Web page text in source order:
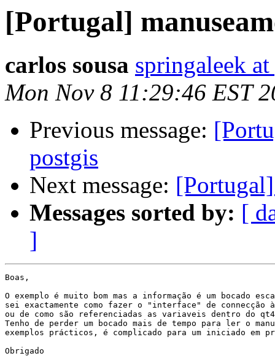
[Portugal]
carlos sousa springaleek
Mon Nov 8 11:29:46 EST
Previous message:
postgis
Next message:
Messages sorted by: [
]
Boas,
O exemplo é muito bom mas a informação é um bocado
sei exactamente como fazer o "interface" de connecção
ou de como são referenciadas as variaveis dentro do
Tenho de perder um bocado mais de tempo para ler o
exemplos prácticos, é complicado para um iniciado em
Obrigado